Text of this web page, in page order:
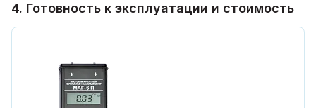
4. Готовность к эксплуатации и стоимость